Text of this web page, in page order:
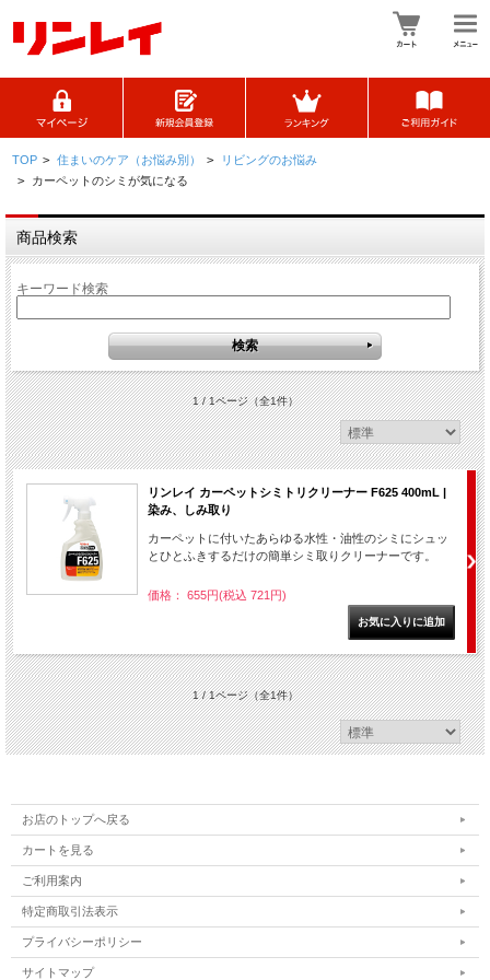
TOP > 住まいのケア（お悩み別） > リビングのお悩み
> カーペットのシミが気になる
商品検索
キーワード検索
1 / 1ページ（全1件）
リンレイ カーペットシミトリクリーナー F625 400mL |
染み、しみ取り
カーペットに付いたあらゆる水性・油性のシミにシュッ
とひとふきするだけの簡単シミ取りクリーナーです。
価格： 655円(税込 721円)
1 / 1ページ（全1件）
お店のトップへ戻る
カートを見る
ご利用案内
特定商取引法表示
プライバシーポリシー
サイトマップ